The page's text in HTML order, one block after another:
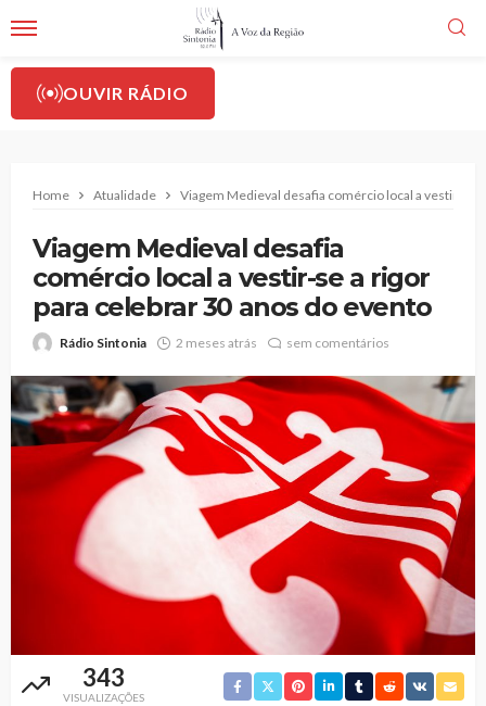
OUVIR RÁDIO
Home Atualidade Viagem Medieval desafia comércio local a vestir-se
Viagem Medieval desafia
comércio local a vestir-se a rigor
para celebrar 30 anos do evento
Rádio Sintonia 2 meses atrás sem comentários
343
VISUALIZAÇÕES